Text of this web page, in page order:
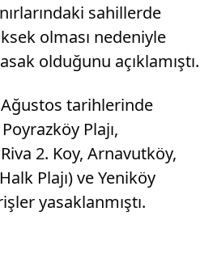
sahillerde
olması nedeniyle
olduğunu açıklamıştı.
tarihlerinde
Plajı,
2. Koy, Arnavutköy,
Plajı) ve Yeniköy
yasaklanmıştı.